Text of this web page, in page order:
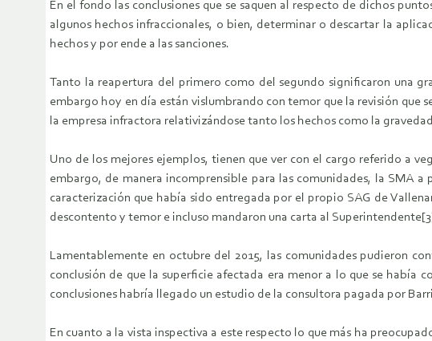
En el fondo las conclusiones que se saquen al respecto de dichos
algunos hechos infraccionales, o bien, determinar o descartar la
hechos y por ende a las sanciones.
Tanto la reapertura del primero como del segundo significaron una
embargo hoy en día están vislumbrando con temor que la revisión
la empresa infractora relativizándose tanto los hechos como la
Uno de los mejores ejemplos, tienen que ver con el cargo referido a
embargo, de manera incomprensible para las comunidades, la SMA
caracterización que había sido entregada por el propio SAG de
descontento y temor e incluso mandaron una carta al
Lamentablemente en octubre del 2015, las comunidades pudieron
conclusión de que la superficie afectada era menor a lo que se había
conclusiones habría llegado un estudio de la consultora pagada por
En cuanto a la vista inspectiva a este respecto lo que más ha